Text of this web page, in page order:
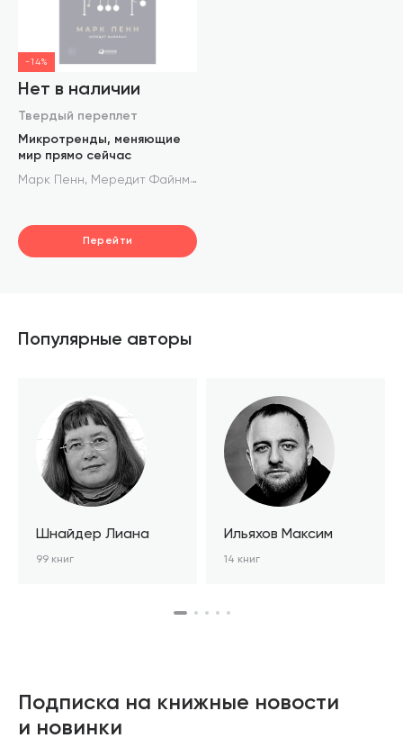
-14%
Нет в наличии
Твердый переплет
Микротренды, меняющие
мир прямо сейчас
Марк Пенн, Мередит Файнман
Перейти
Популярные авторы
Шнайдер Лиана
99 книг
Ильяхов Максим
14 книг
Подписка на книжные новости
и новинки